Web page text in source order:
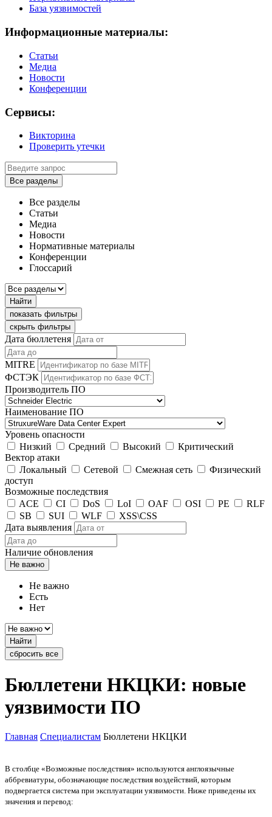
База уязвимостей
Информационные материалы:
Статьи
Медиа
Новости
Конференции
Сервисы:
Викторина
Проверить утечки
Все разделы
Все разделы
Статьи
Медиа
Новости
Нормативные материалы
Конференции
Глоссарий
Найти
показать фильтры
скрыть фильтры
Дата бюллетеня
MITRE
ФСТЭК
Производитель ПО
Наименование ПО
Уровень опасности
Низкий
Средний Высокий
Критический
Вектор атаки
Локальный
Сетевой Смежная сеть
Физический
доступ
Возможные последствия
ACE
CI DoS LoI OAF OSI PE
RLF
SB
SUI WLF
XSS\CSS
Дата выявления
Наличие обновления
Не важно
Не важно
Есть
Нет
Найти
сбросить все
Бюллетени НКЦКИ: новые
уязвимости ПО
Главная Специалистам Бюллетени НКЦКИ
В столбце «Возможные последствия» используются англоязычные
аббревиатуры, обозначающие последствия воздействий, которым
подвергается система при эксплуатации уязвимости. Ниже приведены их
значения и перевод: